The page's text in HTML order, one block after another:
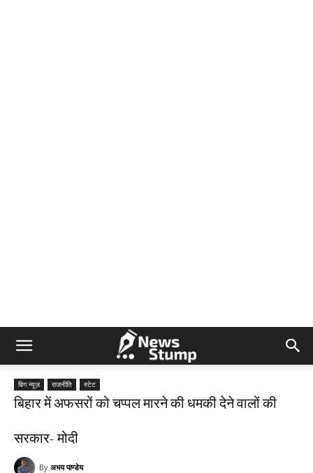
बिग न्यूज़ राजनीति स्टेट
बिहार में अफसरों को चप्पल मारने की धमकी देने वालों की
सरकार- मोदी
By अभय पाण्डेय